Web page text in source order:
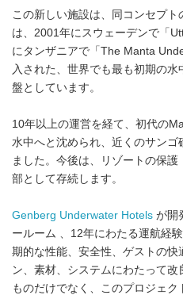
この新しい施設は、同コンセプ
は、2001年にスウェーデンで「
にタンザニアで「The Manta
入された、世界でも最も初期の
盤としています。
10年以上の運営を経て、初代の
水中へと沈められ、近くのサン
ました。今後は、リゾートの保
部として存続します。
Genberg Underwater Hotels が開
ールーム 、12年にわたる運航経
期的な性能、安全性、ゲストの快
ン、素材、システムにわたって
ものだけでなく、このプロジェ